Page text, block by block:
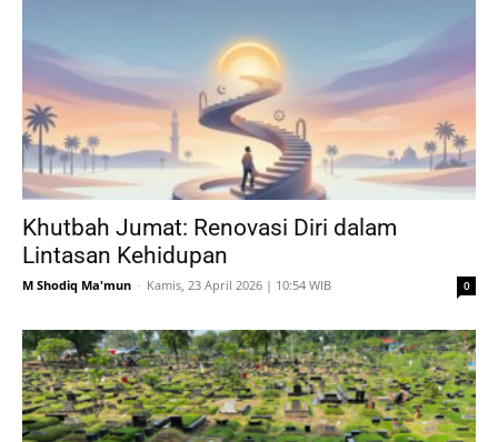
Khutbah Jumat: Renovasi Diri dalam
Lintasan Kehidupan
M Shodiq Ma'mun - Kamis, 23 April 2026 | 10:54 WIB 0